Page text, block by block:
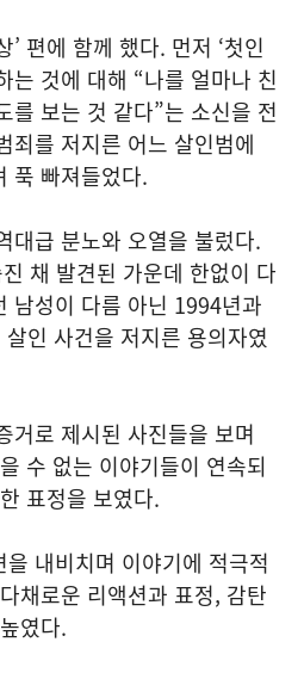
’ 편에 함께 했다. 먼저 ‘첫인
는 것에 대해 “나를 얼마나 친
를 보는 것 같다”는 소신을 전
죄를 저지른 어느 살인범에
푹 빠져들었다.
대급 분노와 오열을 불렀다.
채 발견된 가운데 한없이 다
남성이 다름 아닌 1994년과
인 사건을 저지른 용의자였
거로 제시된 사진들을 보며
수 없는 이야기들이 연속되
표정을 보였다.
내비치며 이야기에 적극적
채로운 리액션과 표정, 감탄
였다.